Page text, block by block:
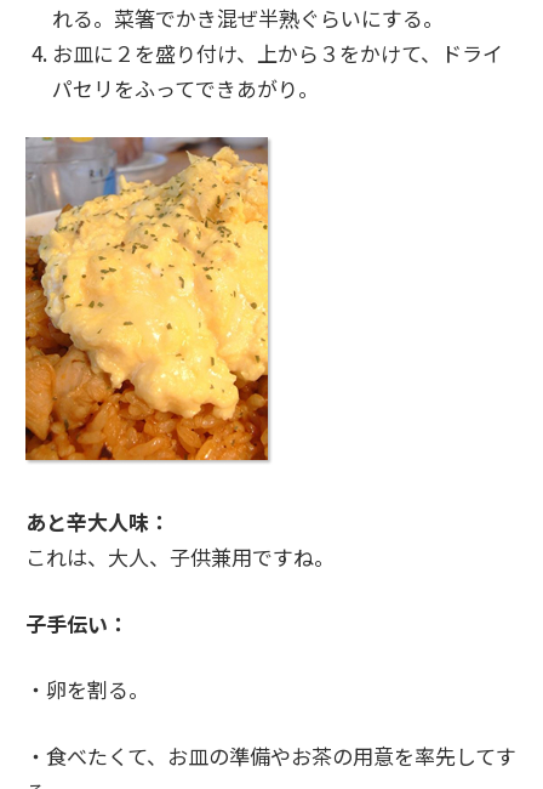
れる。菜箸でかき混ぜ半熟ぐらいにする。
お皿に２を盛り付け、上から３をかけて、ドライ
パセリをふってできあがり。
あと辛大人味：
これは、大人、子供兼用ですね。
子手伝い：
・卵を割る。
・食べたくて、お皿の準備やお茶の用意を率先してす